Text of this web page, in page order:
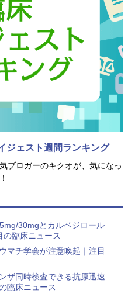
ジェスト週間ランキング
ブロガーのキクオが、気になっ
30mgとカルベジロール
臨床ニュース
マチ学会が注意喚起｜注目
ザ同時検査できる抗原迅速
臨床ニュース